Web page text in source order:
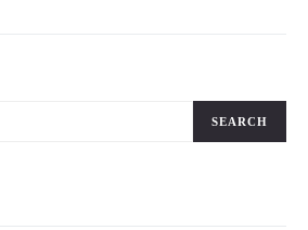
SEARCH